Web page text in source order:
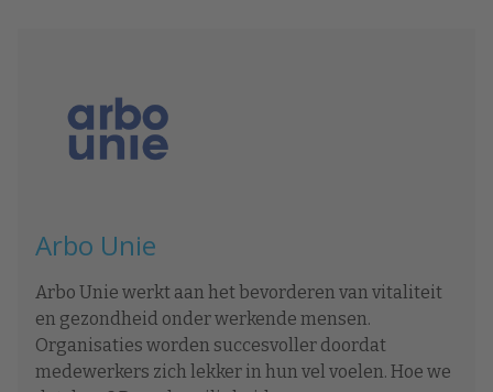
Arbo Unie
Arbo Unie werkt aan het bevorderen van vitaliteit
en gezondheid onder werkende mensen.
Organisaties worden succesvoller doordat
medewerkers zich lekker in hun vel voelen. Hoe we